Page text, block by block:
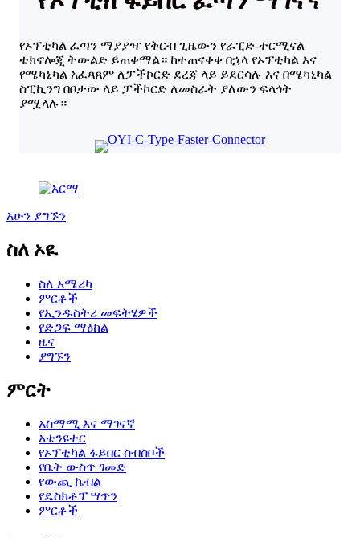
የኦፕቲካል ፈጣን ማያያዣ የቅርብ ጊዜውን የራፒድ-ተርሚናል
ቴክኖሎጂ ትውልድ ይጠቀማል። ከተጠናቀቀ በኋላ የኦፕቲካል እና
የሜካኒካል አፈጻጸም ለፓችኮርድ ደረጃ ላይ ይደርሳሉ እና በሜካኒካል
ስፒኪንግ በቦታው ላይ ፓችኮርድ ለመስራት ያለውን ፍላጎት
ያሟላሉ።
አሁን ያግኙን
ስለ ኦዪ
ስለ አሜሪካ
ምርቶች
የኢንዱስትሪ መፍትሄዎች
የድጋፍ ማዕከል
ዜና
ያግኙን
ምርት
አስማሚ እና ማገናኛ
አቴንዩተር
የኦፕቲካል ፋይበር ስብስቦች
የቤት ውስጥ ገመድ
የውጪ ኬብል
የዴስክቶፕ ሣጥን
ምርቶች